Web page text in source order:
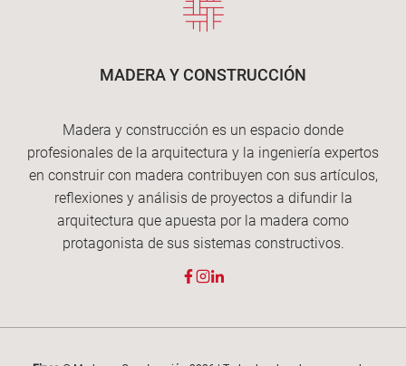
MADERA Y CONSTRUCCIÓN
Madera y construcción es un espacio donde
profesionales de la arquitectura y la ingeniería expertos
en construir con madera contribuyen con sus artículos,
reflexiones y análisis de proyectos a difundir la
arquitectura que apuesta por la madera como
protagonista de sus sistemas constructivos.